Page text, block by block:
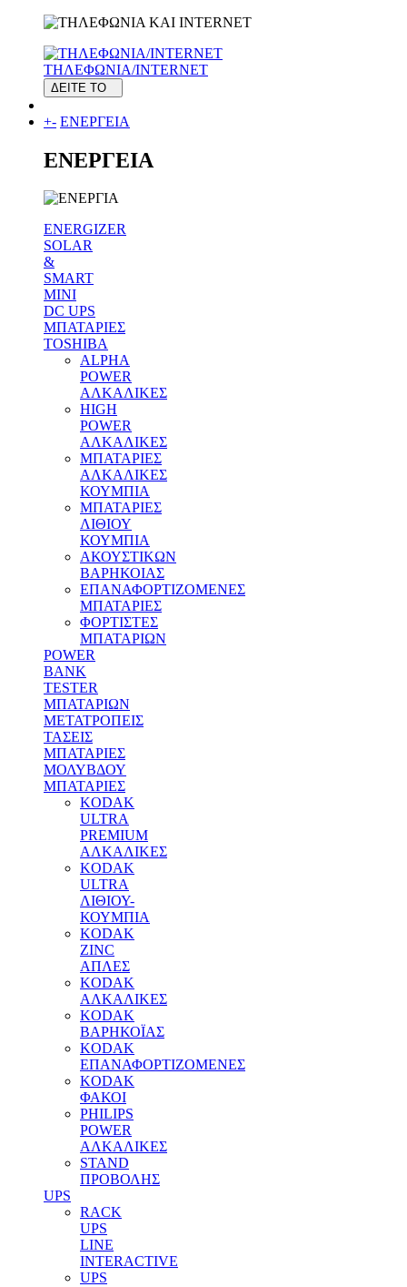
ΤΗΛΕΦΩΝΙΑ/INTERNET
ΔΕΙΤΕ ΤΟ
+- ΕΝΕΡΓΕΙΑ
ΕΝΕΡΓΕΙΑ
ENERGIZER
SOLAR
&
SMART
MINI
DC UPS
MΠΑΤΑΡΙΕΣ
TOSHIBA
ALPHA
POWER
ΑΛΚΑΛΙΚΕΣ
HIGH
POWER
ΑΛΚΑΛΙΚΕΣ
MΠΑΤΑΡΙΕΣ
ΑΛΚΑΛΙΚΕΣ
ΚΟΥΜΠΙΑ
MΠΑΤΑΡΙΕΣ
ΛΙΘΙΟΥ
ΚΟΥΜΠΙΑ
ΑΚΟΥΣΤΙΚΩΝ
ΒΑΡΗΚΟΙΑΣ
ΕΠΑΝΑΦΟΡΤΙΖΟΜΕΝΕΣ
ΜΠΑΤΑΡΙΕΣ
ΦΟΡΤΙΣΤΕΣ
ΜΠΑΤΑΡΙΩΝ
POWER
BANK
TESTER
ΜΠΑΤΑΡΙΩΝ
ΜΕΤΑΤΡΟΠΕΙΣ
ΤΑΣΕΙΣ
ΜΠΑΤΑΡΙΕΣ
ΜΟΛΥΒΔΟΥ
MΠΑΤΑΡΙΕΣ
KODAK
ULTRA
PREMIUM
ΑΛΚΑΛΙΚΕΣ
KODAK
ULTRA
ΛΙΘΙΟΥ-
ΚΟΥΜΠΙΑ
KODAK
ZINC
ΑΠΛΕΣ
KODAK
ΑΛΚΑΛΙΚΕΣ
KODAK
ΒΑΡΗΚΟΪΑΣ
KODAK
ΕΠΑΝΑΦΟΡΤΙΖΟΜΕΝΕΣ
KODAK
ΦΑΚΟΙ
PHILIPS
POWER
ΑΛΚΑΛΙΚΕΣ
STAND
ΠΡΟΒΟΛΗΣ
UPS
RACK
UPS
LINE
INTERACTIVE
UPS